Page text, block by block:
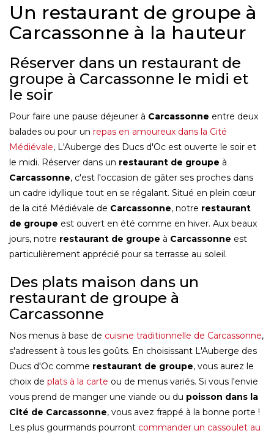
Un restaurant de groupe à
Carcassonne à la hauteur
Réserver dans un restaurant de
groupe à Carcassonne le midi et
le soir
Pour faire une pause déjeuner à Carcassonne entre deux
balades ou pour un repas en amoureux dans la Cité
Médiévale, L'Auberge des Ducs d'Oc est ouverte le soir et
le midi. Réserver dans un restaurant de groupe à
Carcassonne, c'est l'occasion de gâter ses proches dans
un cadre idyllique tout en se régalant. Situé en plein cœur
de la cité Médiévale de Carcassonne, notre restaurant
de groupe est ouvert en été comme en hiver. Aux beaux
jours, notre restaurant de groupe à Carcassonne est
particulièrement apprécié pour sa terrasse au soleil.
Des plats maison dans un
restaurant de groupe à
Carcassonne
Nos menus à base de cuisine traditionnelle de Carcassonne,
s'adressent à tous les goûts. En choisissant L'Auberge des
Ducs d'Oc comme restaurant de groupe, vous aurez le
choix de plats à la carte ou de menus variés. Si vous l'envie
vous prend de manger une viande ou du poisson dans la
Cité de Carcassonne, vous avez frappé à la bonne porte !
Les plus gourmands pourront commander un cassoulet au